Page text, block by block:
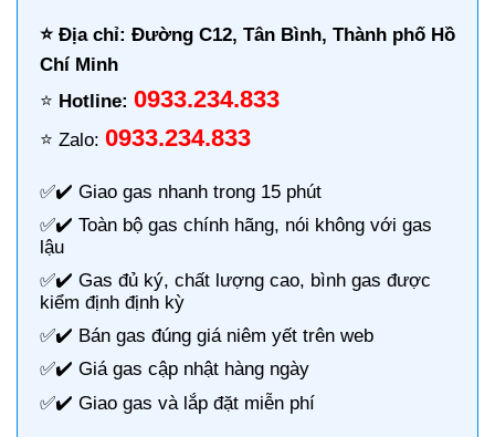
⭐️ Địa chỉ: Đường C12, Tân Bình, Thành phố Hồ
Chí Minh
⭐️ Hotline: 0933.234.833
⭐️ Zalo: 0933.234.833
✅✔️ Giao gas nhanh trong 15 phút
✅✔️ Toàn bộ gas chính hãng, nói không với gas
lậu
✅✔️ Gas đủ ký, chất lượng cao, bình gas được
kiểm định định kỳ
✅✔️ Bán gas đúng giá niêm yết trên web
✅✔️ Giá gas cập nhật hàng ngày
✅✔️ Giao gas và lắp đặt miễn phí